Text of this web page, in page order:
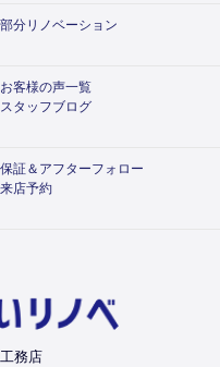
部分リノベーション
お客様の声一覧
スタッフブログ
保証＆アフターフォロー
来店予約
務店